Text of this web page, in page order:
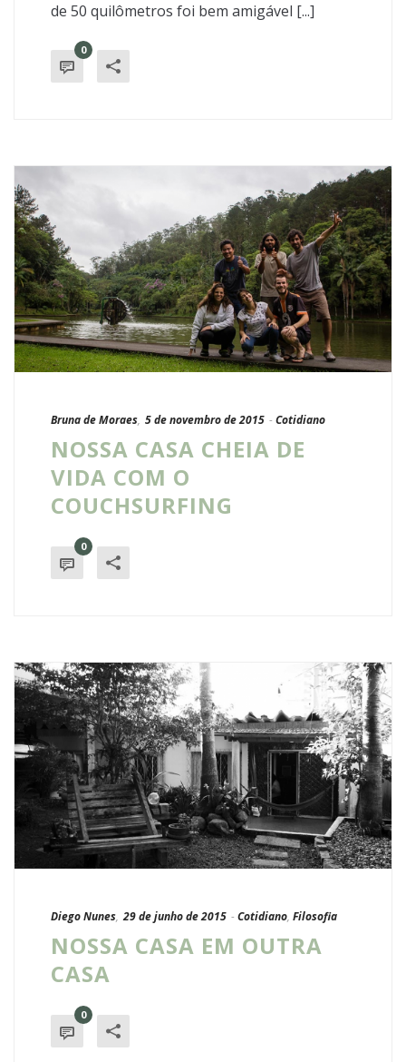
de 50 quilômetros foi bem amigável [...]
0
Bruna de Moraes, 5 de novembro de 2015 - Cotidiano
NOSSA CASA CHEIA DE
VIDA COM O
COUCHSURFING
0
Diego Nunes, 29 de junho de 2015 - Cotidiano, Filosofia
NOSSA CASA EM OUTRA
CASA
0